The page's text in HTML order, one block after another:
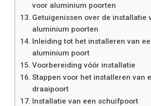
voor aluminium poorten
Getuigenissen over de installatie
aluminium poorten
Inleiding tot het installeren van
aluminium poort
Voorbereiding vóór installatie
Stappen voor het installeren van
draaipoort
Installatie van een schuifpoort